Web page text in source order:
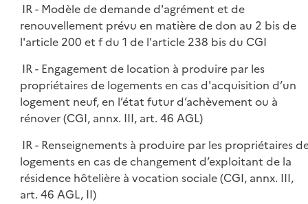
IR - Modèle de demande d'agrément et de
renouvellement prévu en matière de don au 2 bis de
l'article 200 et f du 1 de l'article 238 bis du CGI
IR - Engagement de location à produire par les
propriétaires de logements en cas d'acquisition d’un
logement neuf, en l’état futur d’achèvement ou à
rénover (CGI, annx. III, art. 46 AGL)
IR - Renseignements à produire par les propriétaires
logements en cas de changement d’exploitant de la
résidence hôtelière à vocation sociale (CGI, annx. III,
art. 46 AGL, II)